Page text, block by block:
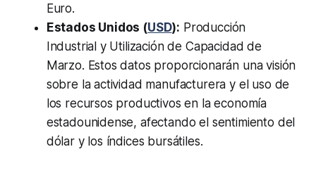
Euro.
Estados Unidos (USD): Producción
Industrial y Utilización de Capacidad de
Marzo. Estos datos proporcionarán una visión
sobre la actividad manufacturera y el uso de
los recursos productivos en la economía
estadounidense, afectando el sentimiento del
dólar y los índices bursátiles.